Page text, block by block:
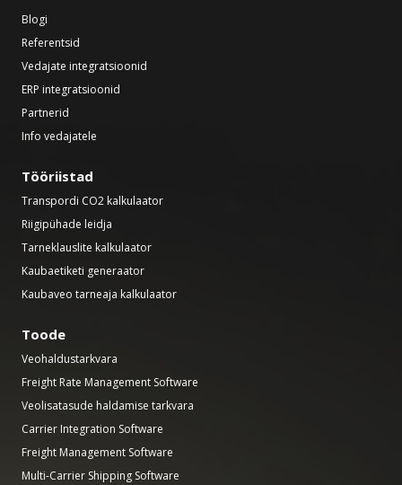
Blogi
Referentsid
Vedajate integratsioonid
ERP integratsioonid
Partnerid
Info vedajatele
Tööriistad
Transpordi CO2 kalkulaator
Riigipühade leidja
Tarneklauslite kalkulaator
Kaubaetiketi generaator
Kaubaveo tarneaja kalkulaator
Toode
Veohaldustarkvara
Freight Rate Management Software
Veolisatasude haldamise tarkvara
Carrier Integration Software
Freight Management Software
Multi-Carrier Shipping Software